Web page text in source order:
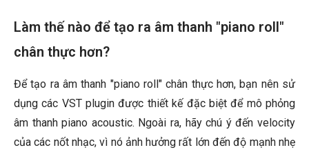
Làm thế nào để tạo ra âm thanh "piano roll"
chân thực hơn?
Để tạo ra âm thanh "piano roll" chân thực hơn, bạn nên sử
dụng các VST plugin được thiết kế đặc biệt để mô phỏng
âm thanh piano acoustic. Ngoài ra, hãy chú ý đến velocity
của các nốt nhạc, vì nó ảnh hưởng rất lớn đến độ mạnh nhẹ